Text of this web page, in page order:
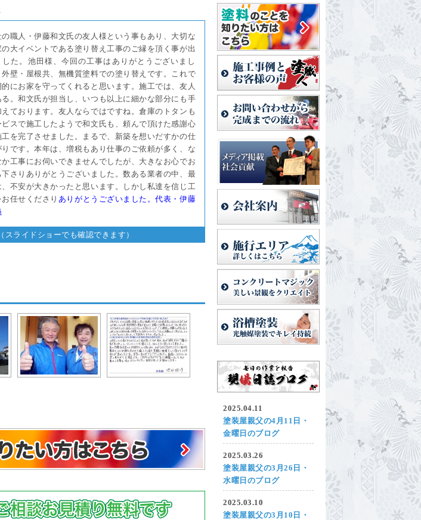
の職人・伊藤和文氏の友人様という事もあり、大切な
の大イベントである塗り替え工事のご縁を頂く事が出
した。池田様、今回の工事はありがとうございまし
外壁・屋根共、無機質塗料での塗り替えです。これで
的にお家を守ってくれると思います。施工では、友人
る。和文氏が担当し、いつも以上に細かな部分にも手
えております。友人ならではですね。倉庫のトタンも
ビスで施工したようで和文氏も、頼んで頂けた感謝心
工を完了させました。まるで、新築を想いだすかの仕
りです。本年は、増税もあり仕事のご依頼が多く、な
か工事にお伺いできませんでしたが、大きなお心でお
下さりありがとうございました。数ある業者の中、最
、不安が大きかったと思います。しかし私達を信じ工
任せくださり あ りがとうございました。代表・伊藤
ライドショーでも確認できます）
2025.04.11
塗装屋親父の4月11日・
金曜日のブログ
2025.03.26
塗装屋親父の3月26日・
水曜日のブログ
2025.03.10
塗装屋親父の3月10日・